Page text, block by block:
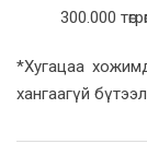
300.000
*Хугацаа
хангаагүй